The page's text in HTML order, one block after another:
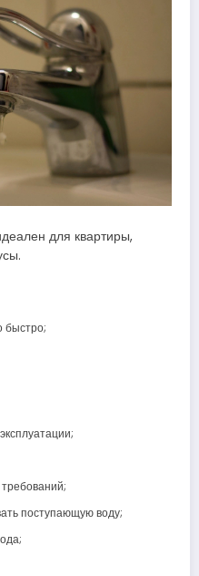
для квартиры,
быстро;
поступающую воду;